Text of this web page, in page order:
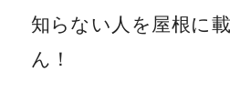
知らない人を屋根に
ん！